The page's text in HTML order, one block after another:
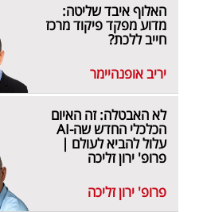
האלוף איבד שליטה:
מדוע מפקד פיקוד מרכז
חייב ללכת?
יריב אופנהיימר
לא האבטלה: זה האיום
הכלכלי החדש שה-AI
עלול להביא לעולם |
פרופ' ירון זליכה
פרופ' ירון זליכה